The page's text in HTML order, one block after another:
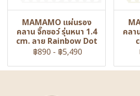
MAMAMO แผ่นรอง
คลาน จิ๊กซอว์ รุ่นหนา 1.4
cm. ลาย Rainbow Dot
฿890 - ฿5,490
คลา